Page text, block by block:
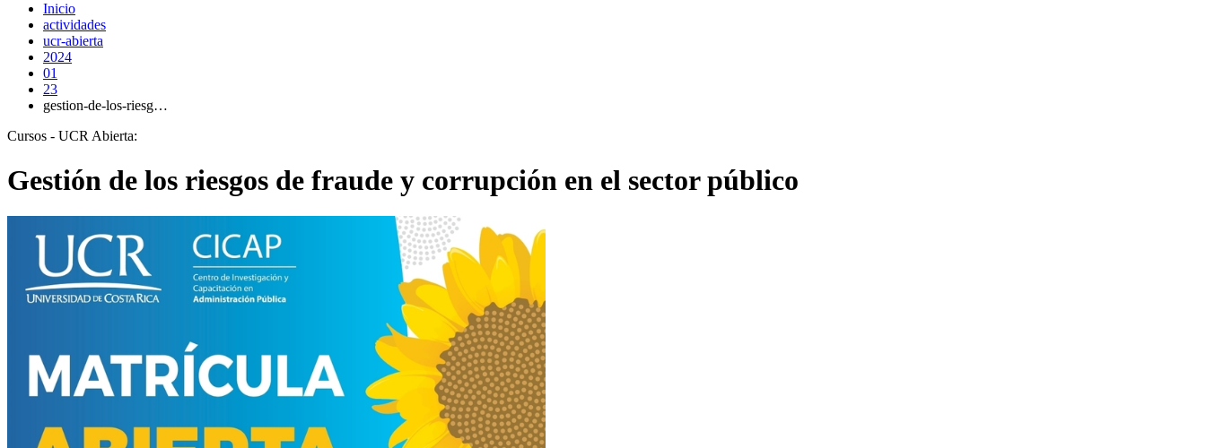
Inicio
actividades
ucr-abierta
2024
01
23
gestion-de-los-riesg…
Cursos - UCR Abierta:
Gestión de los riesgos de fraude y corrupción en el sector público